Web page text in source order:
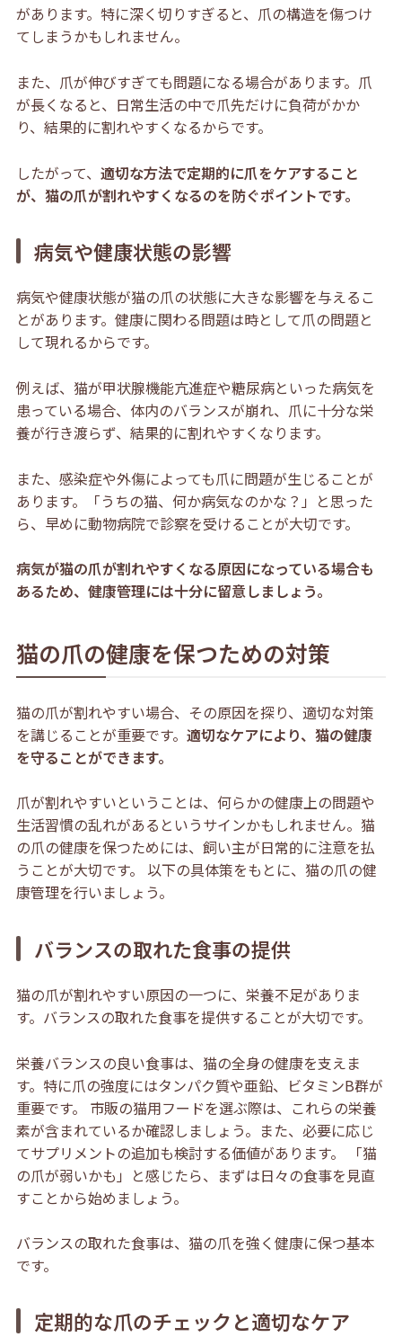
があります。特に深く切りすぎると、爪の構造を傷つけ
てしまうかもしれません。
また、爪が伸びすぎても問題になる場合があります。爪
が長くなると、日常生活の中で爪先だけに負荷がかか
り、結果的に割れやすくなるからです。
したがって、 適切な方法で定期的に爪をケアすること
が、猫の爪が割れやすくなるのを防ぐポイントです。
病気や健康状態の影響
病気や健康状態が猫の爪の状態に大きな影響を与えるこ
とがあります。健康に関わる問題は時として爪の問題と
して現れるからです。
例えば、猫が甲状腺機能亢進症や糖尿病といった病気を
患っている場合、体内のバランスが崩れ、爪に十分な栄
養が行き渡らず、結果的に割れやすくなります。
また、感染症や外傷によっても爪に問題が生じることが
あります。「うちの猫、何か病気なのかな？」と思った
ら、早めに動物病院で診察を受けることが大切です。
病気が猫の爪が割れやすくなる原因になっている場合も
あるため、健康管理には十分に留意しましょう。
猫の爪の健康を保つための対策
猫の爪が割れやすい場合、その原因を探り、適切な対策
を講じることが重要です。 適切なケアにより、猫の健康
を守ることができます。
爪が割れやすいということは、何らかの健康上の問題や
生活習慣の乱れがあるというサインかもしれません。猫
の爪の健康を保つためには、飼い主が日常的に注意を払
うことが大切です。 以下の具体策をもとに、猫の爪の健
康管理を行いましょう。
バランスの取れた食事の提供
猫の爪が割れやすい原因の一つに、栄養不足がありま
す。バランスの取れた食事を提供することが大切です。
栄養バランスの良い食事は、猫の全身の健康を支えま
す。特に爪の強度にはタンパク質や亜鉛、ビタミンB群が
重要です。 市販の猫用フードを選ぶ際は、これらの栄養
素が含まれているか確認しましょう。また、必要に応じ
てサプリメントの追加も検討する価値があります。 「猫
の爪が弱いかも」と感じたら、まずは日々の食事を見直
すことから始めましょう。
バランスの取れた食事は、猫の爪を強く健康に保つ基本
です。
定期的な爪のチェックと適切なケア